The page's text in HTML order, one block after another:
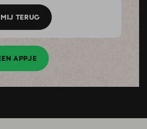
TERUG
APPJE